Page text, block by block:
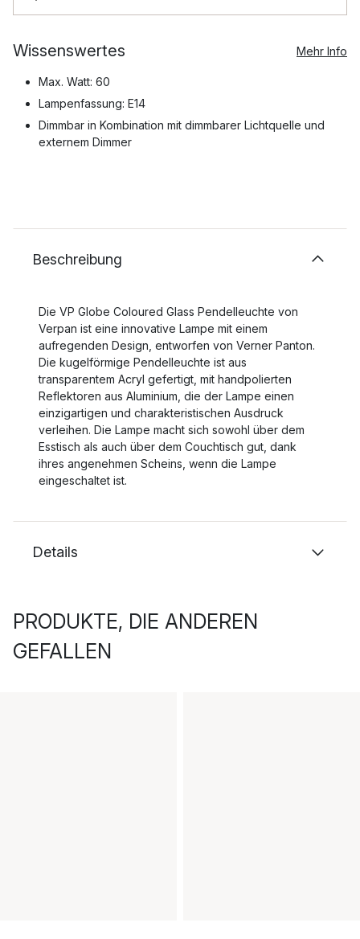
Wissenswertes Mehr Info
Max. Watt: 60
Lampenfassung: E14
Dimmbar in Kombination mit dimmbarer Lichtquelle und
externem Dimmer
Beschreibung
Die VP Globe Coloured Glass Pendelleuchte von
Verpan ist eine innovative Lampe mit einem
aufregenden Design, entworfen von Verner Panton.
Die kugelförmige Pendelleuchte ist aus
transparentem Acryl gefertigt, mit handpolierten
Reflektoren aus Aluminium, die der Lampe einen
einzigartigen und charakteristischen Ausdruck
verleihen. Die Lampe macht sich sowohl über dem
Esstisch als auch über dem Couchtisch gut, dank
ihres angenehmen Scheins, wenn die Lampe
eingeschaltet ist.
Details
PRODUKTE, DIE ANDEREN
GEFALLEN